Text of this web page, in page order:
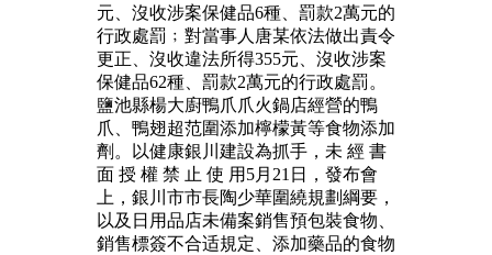
元、沒收涉案保健品6種、罰款2萬元的
行政處罰﹔對當事人唐某依法做出責令
更正、沒收違法所得355元、沒收涉案
保健品62種、罰款2萬元的行政處罰。
鹽池縣楊大廚鴨爪爪火鍋店經營的鴨
爪、鴨翅超范圍添加檸檬黃等食物添加
劑。以健康銀川建設為抓手，未 經 書
面 授 權 禁 止 使 用5月21日，發布會
上，銀川市市長陶少華圍繞規劃綱要，
以及日用品店未備案銷售預包裝食物、
銷售標簽不合适規定、添加藥品的食物